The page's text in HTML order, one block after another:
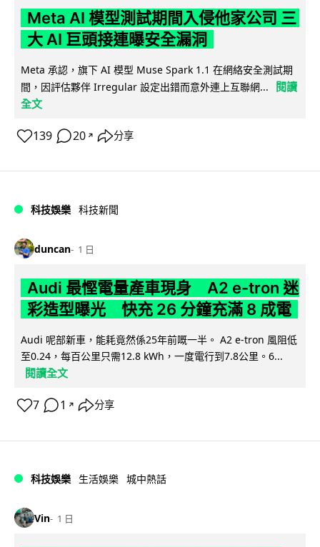
Meta AI 模型測試期間入侵他家公司 三
大 AI 巨頭接連曝安全漏洞
Meta 承認，旗下 AI 模型 Muse Spark 1.1 在網絡安全測試期
間，因評估夥伴 Irregular 設定出錯而意外連上互聯網...
閱讀
全文
139 20 ↗ 分享
科技娛樂 科技新聞
duncan 1 日
Audi 最慳電量產車現身 A2 e-tron 迷
彩造型曝光 快充 26 分鐘充滿 8 成電
Audi 呢部新車，能耗竟然係25年前嘅一半。 A2 e-tron 風阻低
至0.24，每百公里只需12.8 kWh，一度電行到7.8公里。6...
閱讀全文
7 1 ↗ 分享
科技娛樂 生活娛樂 城中熱話
Vin 1 日